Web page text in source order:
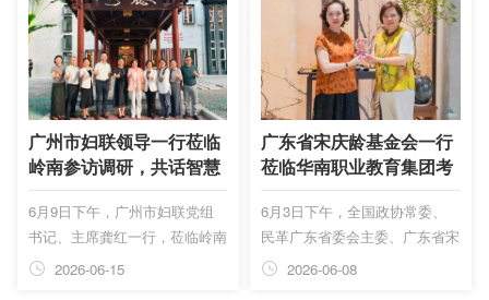
车间，开启了一场“真刀真枪”的
实训之旅。一周后，校长领导一
线走访、校企双方共商“订单
班”与“厂中校”蓝图。这场从“教
室”到“车间”的双向奔赴背后，更
是一场关于人才培养模式的深层
变革。
院智能制造学院（弘毅书院）申
报的两项教学成果从众多参评项
目中脱颖而出，分获一等奖和二
等奖，获得机械行业权威认可，
彰显了该学院在机械职业教育改
革领域的扎实积淀。
广州市妇联领导一行莅临
岭南参访调研，共话智慧
家政与智能家居新未来
6月9日下午，广州市妇联党组
书记、主席龚红一行，莅临岭南
养生谷、广东岭南现代技师学
2026-06-15
广东省宋庆龄基金会一行
莅临华南职业教育集团考
察交流
6月3日下午，全国政协常委、
民革广东省委会主委、广东省宋
庆龄基金会主席程萍，广东省妇
2026-06-08